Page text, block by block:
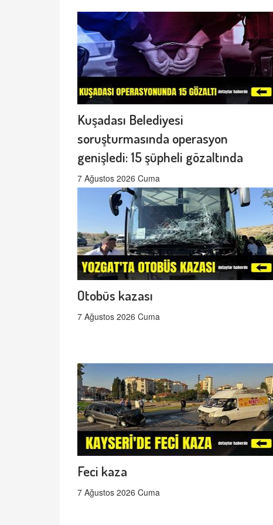
Kuşadası Belediyesi
soruşturmasında operasyon
genişledi: 15 şüpheli gözaltında
7 Ağustos 2026 Cuma
Otobüs kazası
7 Ağustos 2026 Cuma
Feci kaza
7 Ağustos 2026 Cuma